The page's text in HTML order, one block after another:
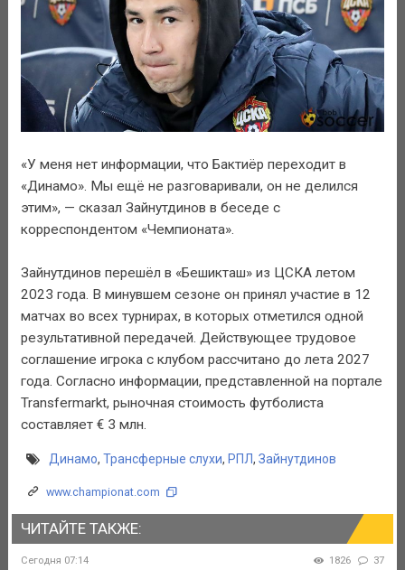
«У меня нет информации, что Бактиёр переходит в
«Динамо». Мы ещё не разговаривали, он не делился
этим», — сказал Зайнутдинов в беседе с
корреспондентом «Чемпионата».
Зайнутдинов перешёл в «Бешикташ» из ЦСКА летом
2023 года. В минувшем сезоне он принял участие в 12
матчах во всех турнирах, в которых отметился одной
результативной передачей. Действующее трудовое
соглашение игрока с клубом рассчитано до лета 2027
года. Согласно информации, представленной на портале
Transfermarkt, рыночная стоимость футболиста
составляет € 3 млн.
Динамо, Трансферные слухи, РПЛ, Зайнутдинов
www.championat.com
ЧИТАЙТЕ ТАКЖЕ:
Сегодня 07:14 1826 37